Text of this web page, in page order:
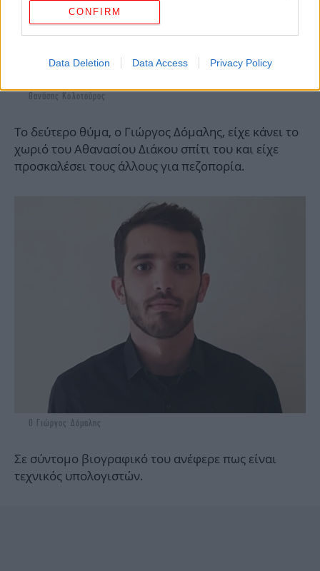
CONFIRM
Data Deletion Data Access Privacy Policy
Θανάσης Κολοτούρος
Το δεύτερο θύμα, ο Γιώργος Δόμαλης, είχε κάνει το
χωριό του Αθανασίου Διάκου σπίτι του και είχε
προσκαλέσει τους άλλους για πεζοπορία.
Ο Γιώργος Δόμαλης
Σε σύντομο βιογραφικό του ανέφερε πως είναι
τεχνικός υπολογιστών.